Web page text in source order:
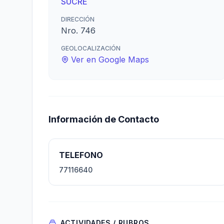
DIRECCIÓN
Nro. 746
GEOLOCALIZACIÓN
Ver en Google Maps
Información de Contacto
TELEFONO
77116640